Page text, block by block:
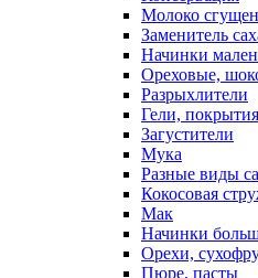
Молоко
Заменитель
Начинки
Ореховые,
Разрыхлители
Гели, покрытия
Загустители
Мука
Разные виды
Кокосовая
Мак
Начинки
Орехи,
Пюре, пасты